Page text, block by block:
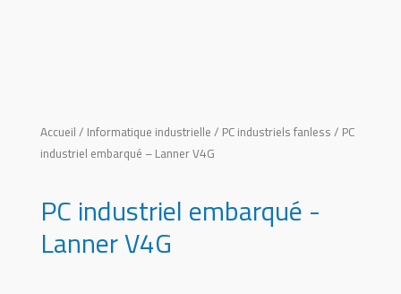
Accueil / Informatique industrielle / PC industriels fanless / PC
industriel embarqué – Lanner V4G
PC industriel embarqué -
Lanner V4G